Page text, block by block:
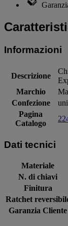
Informazioni
Descrizione
Marchio
Confezione
Pagina
Catalogo
Dati tecnici
Materiale
N. di chiavi
Finitura
Ratchet
Garanzia Cliente